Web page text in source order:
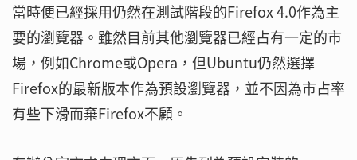
當時便已經採用仍然在測試階段的Firefox 4.0作為主
要的瀏覽器。雖然目前其他瀏覽器已經占有一定的市
場，例如Chrome或Opera，但Ubuntu仍然選擇
Firefox的最新版本作為預設瀏覽器，並不因為市占率
有些下滑而棄Firefox不顧。